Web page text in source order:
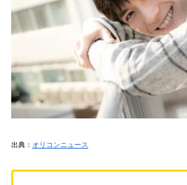
出典： オリコンニュース